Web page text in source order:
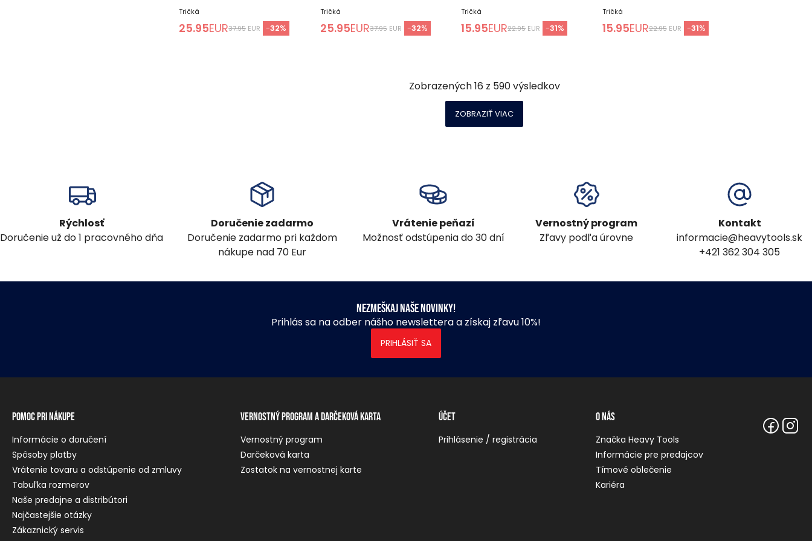
Tričká
25.95EUR37.95 EUR -32%
Tričká
25.95EUR37.95EUR -32%
Tričká
15.95EUR22.95 EUR -31%
Tričká
15.95EUR22.95EUR -31%
Zobrazených16 z 590výsledkov
ZOBRAZIŤ VIAC
Rýchlosť
Doručenie už do 1 pracovného dňa
Doručenie zadarmo
Doručenie zadarmo pri každom
nákupe nad 70 Eur
Vrátenie peňazí
Možnosť odstúpenia do 30 dní
Vernostný program
Zľavy podľa úrovne
Kontakt
informacie@heavytools.sk
+421 362 304 305
Nezmeškaj naše novinky!
Prihlás sa na odber nášho newslettera a získaj zľavu 10%!
PRIHLÁSIŤ SA
Pomoc pri nákupe
Informácie o doručení
Spôsoby platby
Vrátenie tovaru a odstúpenie od zmluvy
Tabuľka rozmerov
Naše predajne a distribútori
Najčastejšie otázky
Zákaznický servis
Vernostný program a darčeková karta
Vernostný program
Darčeková karta
Zostatok na vernostnej karte
Účet
Prihlásenie / registrácia
O nás
Značka Heavy Tools
Informácie pre predajcov
Tímové oblečenie
Kariéra